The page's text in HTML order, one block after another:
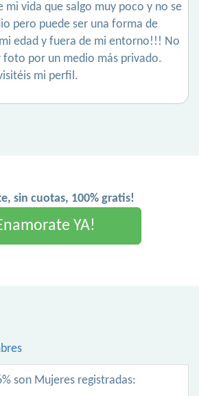
mi vida que salgo muy poco y no se
pero puede ser una forma de
edad y fuera de mi entorno!!! No
por un medio más privado.
mi perfil.
sin cuotas, 100% gratis!
YA!
son Mujeres registradas: